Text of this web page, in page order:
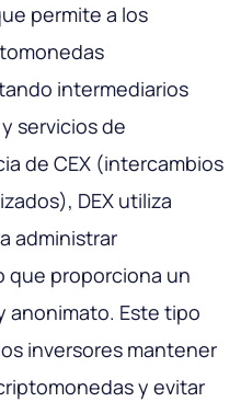
permite a los
intermediarios
servicios de
de CEX (intercambios
DEX utiliza
administrar
que proporciona un
anonimato. Este tipo
inversores mantener
y evitar